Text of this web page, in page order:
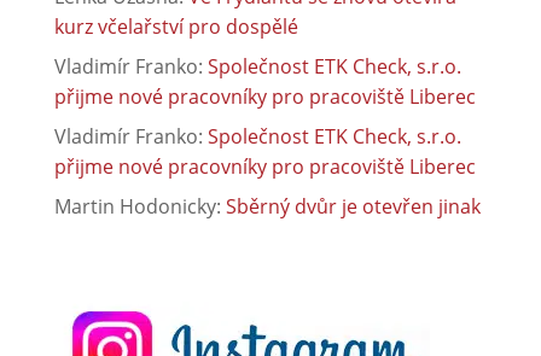
kurz včelařství pro dospělé
Vladimír Franko: Společnost ETK Check, s.r.o.
přijme nové pracovníky pro pracoviště Liberec
Vladimír Franko: Společnost ETK Check, s.r.o.
přijme nové pracovníky pro pracoviště Liberec
Martin Hodonicky: Sběrný dvůr je otevřen jinak